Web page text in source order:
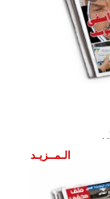
الـمــزيـد